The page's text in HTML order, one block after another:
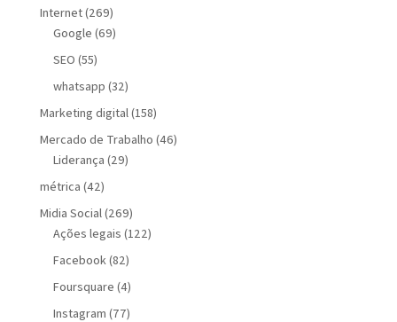
Internet(269)
Google (69)
SEO (55)
whatsapp (32)
Marketing digital(158)
Mercado de Trabalho (46)
Liderança (29)
métrica (42)
Midia Social(269)
Ações legais (122)
Facebook(82)
Foursquare (4)
Instagram (77)